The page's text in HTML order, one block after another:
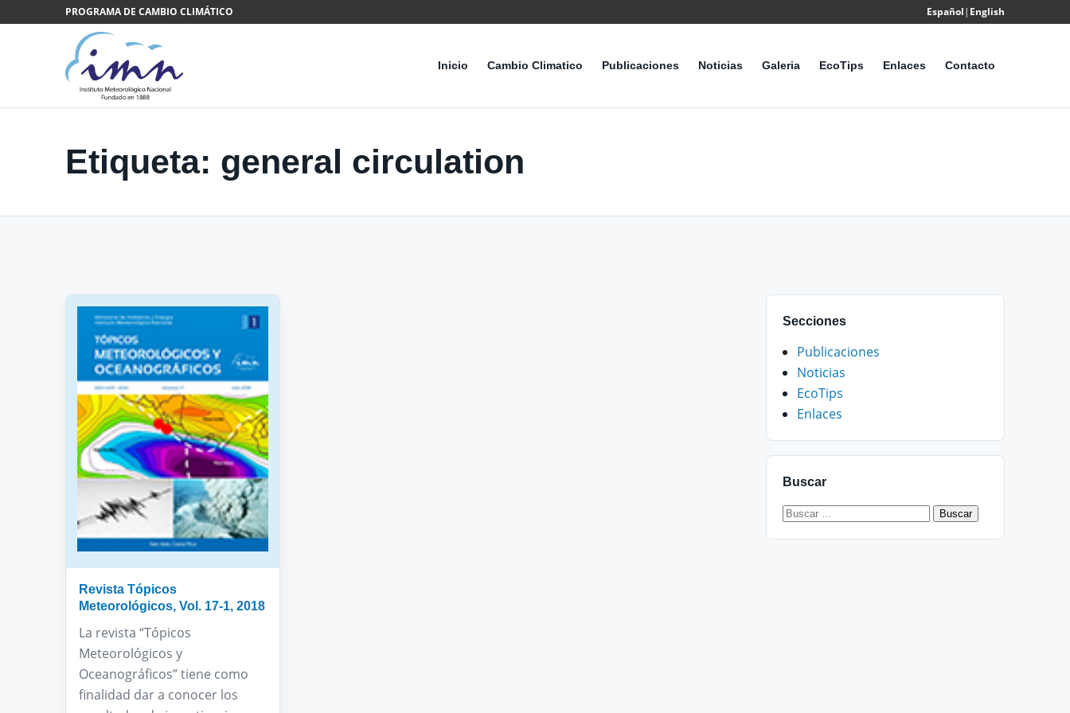
Saltar al contenidoPROGRAMA DE CAMBIO CLIMÁTICO Español| English
Inicio Cambio Climatico Publicaciones Noticias Galeria EcoTips Enlaces Contacto
Etiqueta: general circulation
Revista Tópicos
Meteorológicos, Vol. 17-1, 2018
La revista “Tópicos
Meteorológicos y
Oceanográficos” tiene como
finalidad dar a conocer los
Secciones
Publicaciones
Noticias
EcoTips
Enlaces
Buscar
Buscar: